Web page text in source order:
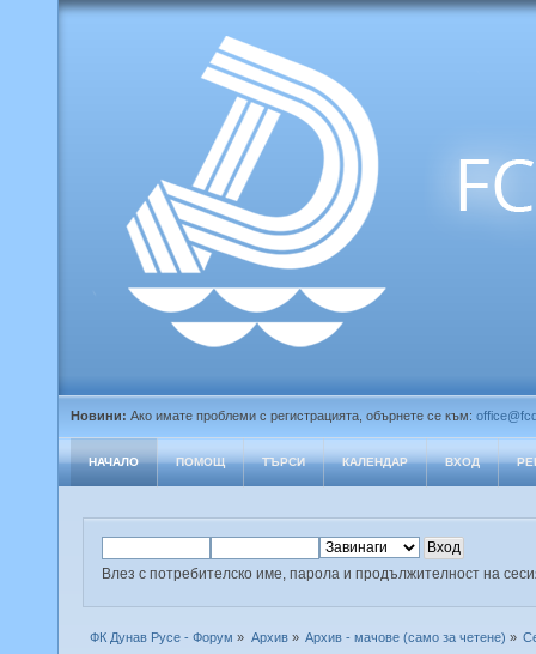
Новини: Ако имате проблеми с регистрацията, обърнете се към:
НАЧАЛО ПОМОЩ ТЪРСИ КАЛЕНДАР ВХОД
Влез с потребителско име, парола и продължителност на
ФК Дунав Русе - Форум » Архив» Архив - мачове (само за четене) »